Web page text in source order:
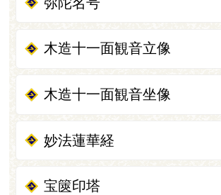
木造十一面観音立像
木造十一面観音坐像
妙法蓮華経
宝篋印塔